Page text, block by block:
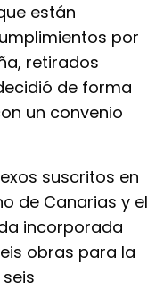
están
por
retirados
de forma
un convenio
suscritos en
de Canarias y el
incorporada
obras para la